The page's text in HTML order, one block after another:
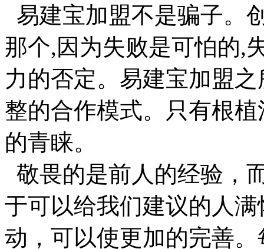
易建宝加盟不是骗子。
那个,因为失败是可怕的,
力的否定。易建宝加盟
整的合作模式。只有根
的青睐。
敬畏的是前人的经验，
于可以给我们建议的人
动，可以使更加的完善